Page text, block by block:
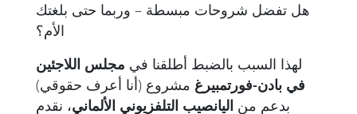
هل تفضل شروحات مبسطة – وربما حتى بلغتك
الأم؟
لهذا السبب بالضبط أطلقنا في مجلس اللاجئين
في بادن-فورتمبيرغ مشروع (أنا أعرف حقوقي)
بدعم من اليانصيب التلفزيوني الألماني، نقدم